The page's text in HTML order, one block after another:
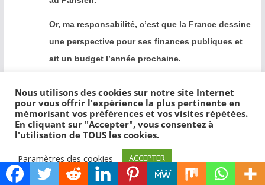
Or, ma responsabilité, c’est que la France dessine
une perspective pour ses finances publiques et
ait un budget l’année prochaine.
la Constitution. »
Le PandaAuteur de l’article
28 septembre 2023 à 18:14 Permalien
Rejetée par l’Assemblée en octobre l’an dernier,
Nous utilisons des cookies sur notre site Internet
pour vous offrir l'expérience la plus pertinente en
mémorisant vos préférences et vos visites répétées.
En cliquant sur "Accepter", vous consentez à
l'utilisation de TOUS les cookies.
Paramètres des cookies
ACCEPTER